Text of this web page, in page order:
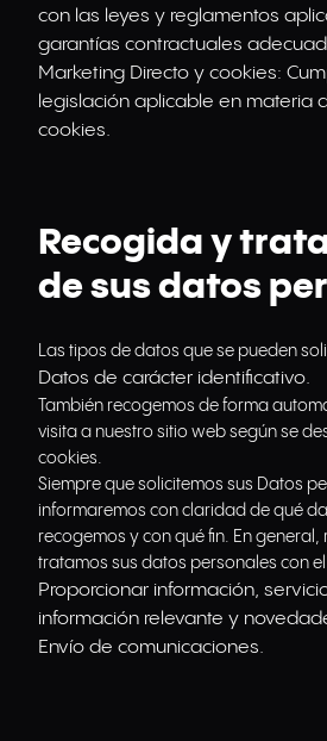
con las leyes y reglamentos
garantías contractuales
Marketing Directo y cookies:
legislación aplicable en materia
cookies.
Recogida y
de sus datos
Las tipos de datos que se pueden
Datos de carácter identificativo.
También recogemos de forma
visita a nuestro sitio web según se
cookies.
Siempre que solicitemos sus Datos
informaremos con claridad de qué
recogemos y con qué fin. En general,
tratamos sus datos personales con
Proporcionar información,
información relevante y
Envío de comunicaciones.